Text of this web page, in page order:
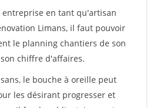
en tant qu'artisan
Limans, il faut pouvoir
le planning chantiers de son
chiffre d'affaires.
le bouche à oreille peut
les désirant progresser et